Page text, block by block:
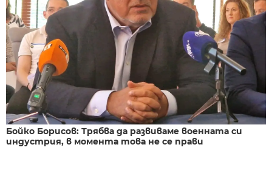
Бойко Борисов: Трябва да развиваме военната си
индустрия, в момента това не се прави